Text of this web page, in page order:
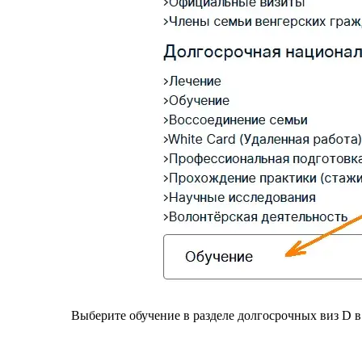
Выберите обучение в разделе долгосрочных виз D